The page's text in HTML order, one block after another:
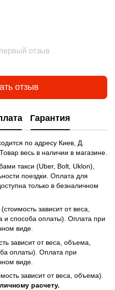
отзыв
отзыв
Гарантия
по адресу Киев, Д.
весь в наличии в магазине.
такси (Uber, Bolt, Uklon),
поездки. Оплата для
только в безналичном
(стоимость зависит от веса,
и способа оплаты). Оплата при
виде.
зависит от веса, объема,
оплаты). Оплата при
виде.
зависит от веса, объема).
расчету.